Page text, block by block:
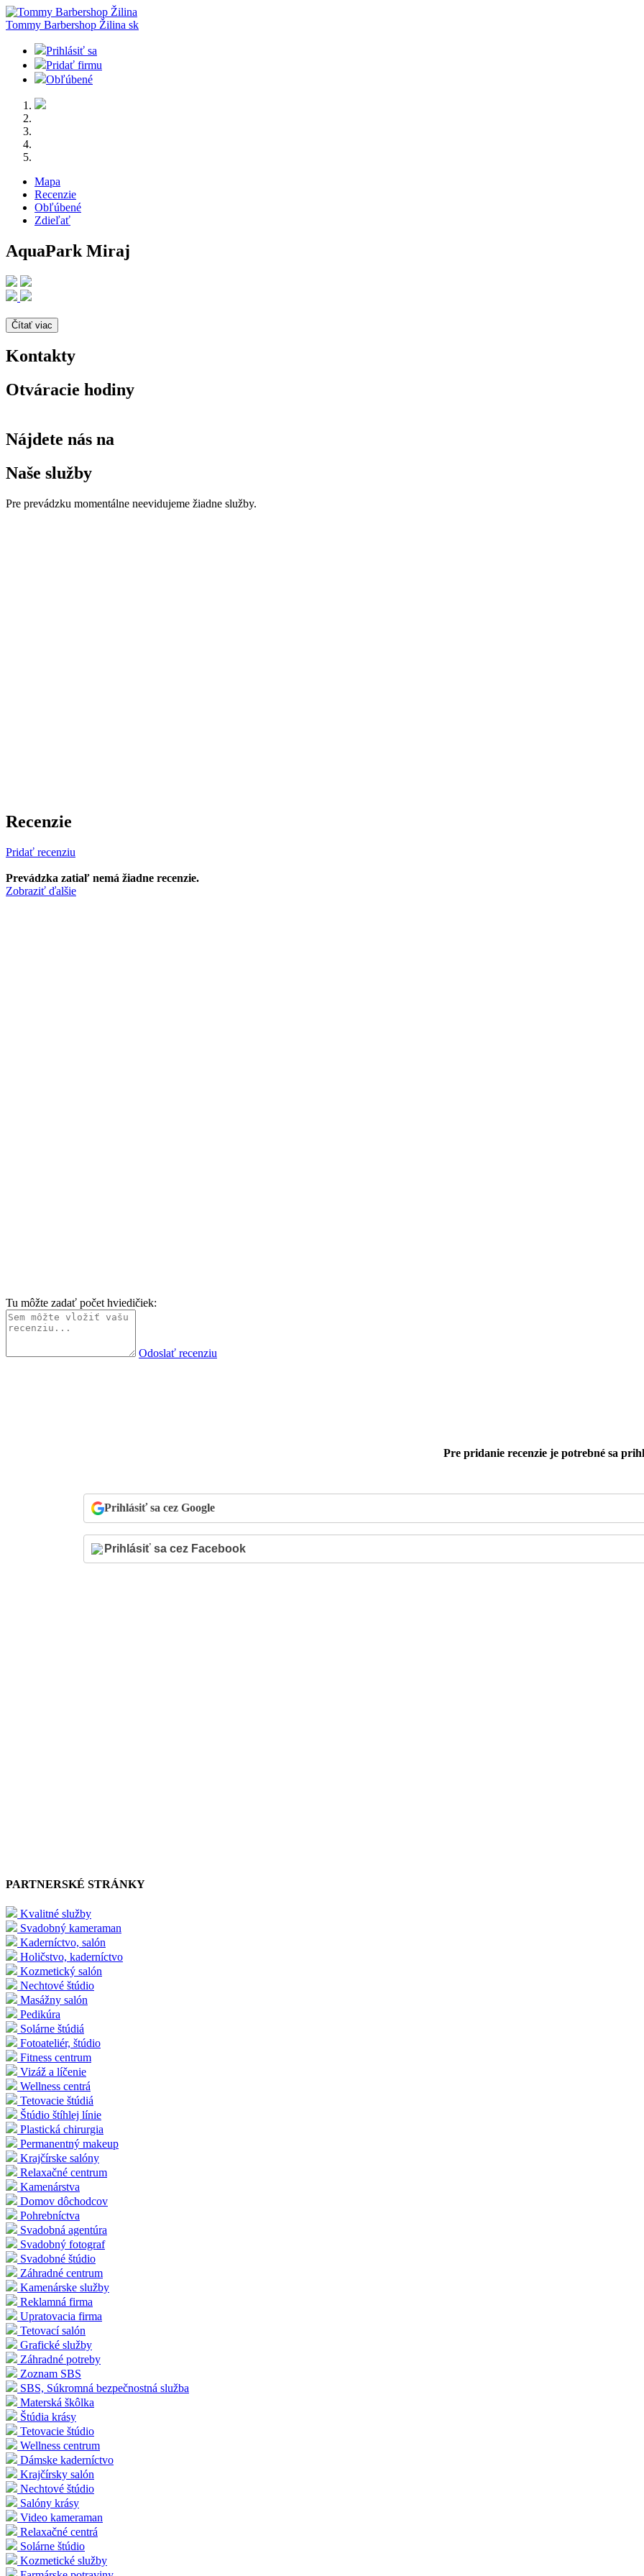
Tommy Barbershop Žilina sk
Prihlásiť sa
Pridať firmu
Obľúbené
Mapa
Recenzie
Obľúbené
Zdieľať
AquaPark Miraj
Čítať viac
Kontakty
Otváracie hodiny
Nájdete nás na
Naše služby
Pre prevádzku momentálne neevidujeme žiadne služby.
Recenzie
Pridať recenziu
Prevádzka zatiaľ nemá žiadne recenzie.
Zobraziť ďalšie
Tu môžte zadať počet hviedičiek:
Odoslať recenziu
Pre pridanie recenzie je potrebné sa
Prihlásiť sa cez Google
PARTNERSKÉ STRÁNKY
Kvalitné služby
Svadobný kameraman
Kaderníctvo, salón
Holičstvo, kaderníctvo
Kozmetický salón
Nechtové štúdio
Masážny salón
Pedikúra
Solárne štúdiá
Fotoateliér, štúdio
Fitness centrum
Vizáž a líčenie
Wellness centrá
Tetovacie štúdiá
Štúdio štíhlej línie
Plastická chirurgia
Permanentný makeup
Krajčírske salóny
Relaxačné centrum
Kamenárstva
Domov dôchodcov
Pohrebníctva
Svadobná agentúra
Svadobný fotograf
Svadobné štúdio
Záhradné centrum
Kamenárske služby
Reklamná firma
Upratovacia firma
Tetovací salón
Grafické služby
Záhradné potreby
Zoznam SBS
SBS, Súkromná bezpečnostná služba
Materská škôlka
Štúdia krásy
Tetovacie štúdio
Wellness centrum
Dámske kaderníctvo
Krajčírsky salón
Nechtové štúdio
Salóny krásy
Video kameraman
Relaxačné centrá
Solárne štúdio
Kozmetické služby